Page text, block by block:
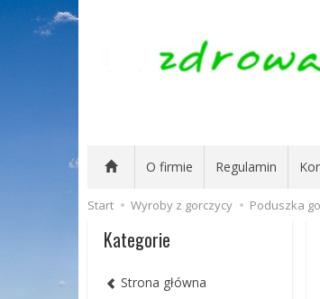
O firmie Regulamin
Start Wyroby z gorczycy Poduszka
Kategorie
Strona główna